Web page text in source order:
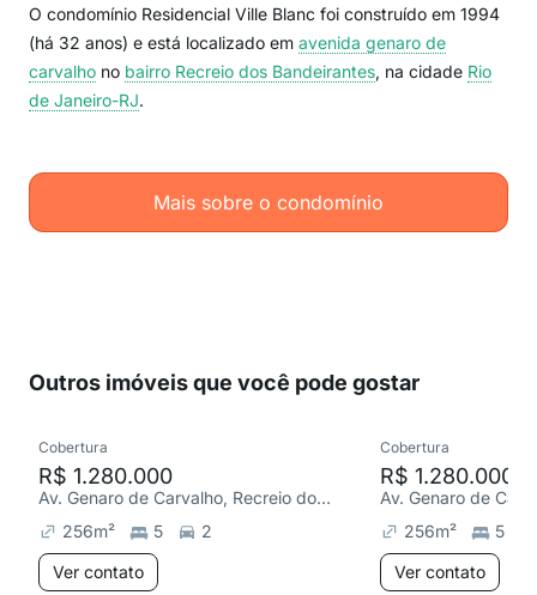
O condomínio Residencial Ville Blanc foi construído em 1994
(há 32 anos) e está localizado em avenida genaro de
carvalho no bairro Recreio dos Bandeirantes, na cidade Rio
de Janeiro-RJ.
Mais sobre o condomínio
Outros imóveis que você pode gostar
Cobertura
R$ 1.280.000
Av. Genaro de Carvalho, Recreio dos Bandeirantes
256m² 5
2
Ver contato
Cobertura
R$ 1.280.000
256m²
5
Ver contato